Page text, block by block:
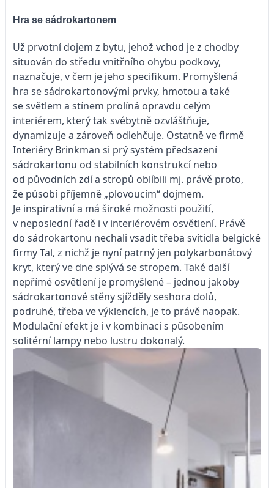
Hra se sádrokartonem
Už prvotní dojem z bytu, jehož vchod je z chodby
situován do středu vnitřního ohybu podkovy,
naznačuje, v čem je jeho specifikum. Promyšlená
hra se sádrokartonovými prvky, hmotou a také
se světlem a stínem prolíná opravdu celým
interiérem, který tak svébytně ozvláštňuje,
dynamizuje a zároveň odlehčuje. Ostatně ve firmě
Interiéry Brinkman si prý systém předsazení
sádrokartonu od stabilních konstrukcí nebo
od původních zdí a stropů oblíbili mj. právě proto,
že působí příjemně „plovoucím“ dojmem.
Je inspirativní a má široké možnosti použití,
v neposlední řadě i v interiérovém osvětlení. Právě
do sádrokartonu nechali vsadit třeba svítidla belgické
firmy Tal, z nichž je nyní patrný jen polykarbonátový
kryt, který ve dne splývá se stropem. Také další
nepřímé osvětlení je promyšlené – jednou jakoby
sádrokartonové stěny sjížděly seshora dolů,
podruhé, třeba ve výklencích, je to právě naopak.
Modulační efekt je i v kombinaci s působením
solitérní lampy nebo lustru dokonalý.